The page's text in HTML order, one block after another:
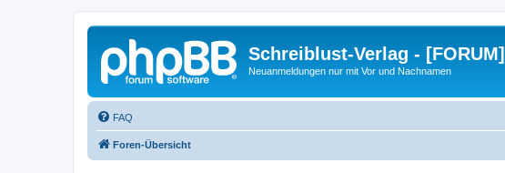
Schreiblust-Verlag - [FORUM]
Neuanmeldungen nur mit Vor und Nachnamen
FAQ
Foren-Übersicht